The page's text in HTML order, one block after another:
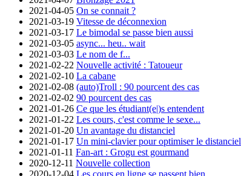
2021-04-05 On se connait ?
2021-03-19 Vitesse de déconnexion
2021-03-17 Le bimodal se passe bien aussi
2021-03-05 async... heu.. wait
2021-03-03 Le nom de f...
2021-02-22 Nouvelle activité : Tatoueur
2021-02-10 La cabane
2021-02-08 (auto)Troll : 90 pourcent des cas
2021-02-02 90 pourcent des cas
2021-01-26 Ce que les étudiant(e|)s entendent
2021-01-22 Les cours, c'est comme le sexe...
2021-01-20 Un avantage du distanciel
2021-01-17 Un mini-clavier pour optimiser le distanciel
2021-01-11 Fan-art : Grogu est gourmand
2020-12-11 Nouvelle collection
2020-12-04 Les cours en ligne se passent bien